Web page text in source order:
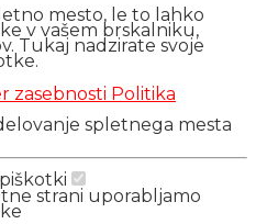
mesto, le to lahko
v vašem brskalniku,
Tukaj nadzirate svoje
zasebnosti Politika
spletnega mesta
strani uporabljamo